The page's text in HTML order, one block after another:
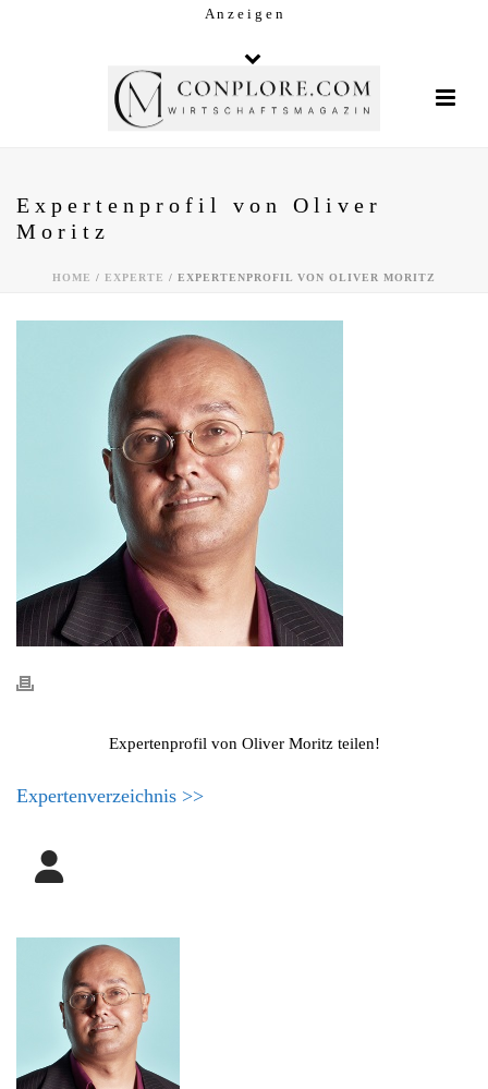
A n z e i g e n
Expertenprofil von Oliver
Moritz
HOME / EXPERTE / EXPERTENPROFIL VON OLIVER MORITZ
Expertenprofil von Oliver Moritz teilen!
Expertenverzeichnis >>